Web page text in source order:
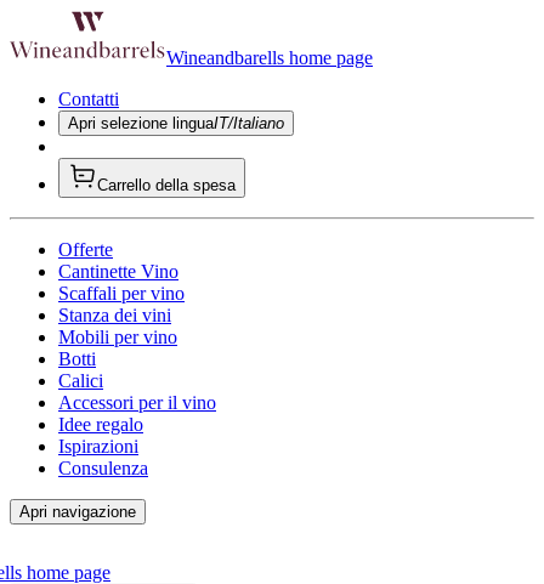
Wineandbarells home page
Contatti
Apri selezione linguaIT/Italiano
Carrello della spesa
Offerte
Cantinette Vino
Scaffali per vino
Stanza dei vini
Mobili per vino
Botti
Calici
Accessori per il vino
Idee regalo
Ispirazioni
Consulenza
Apri navigazione
home page